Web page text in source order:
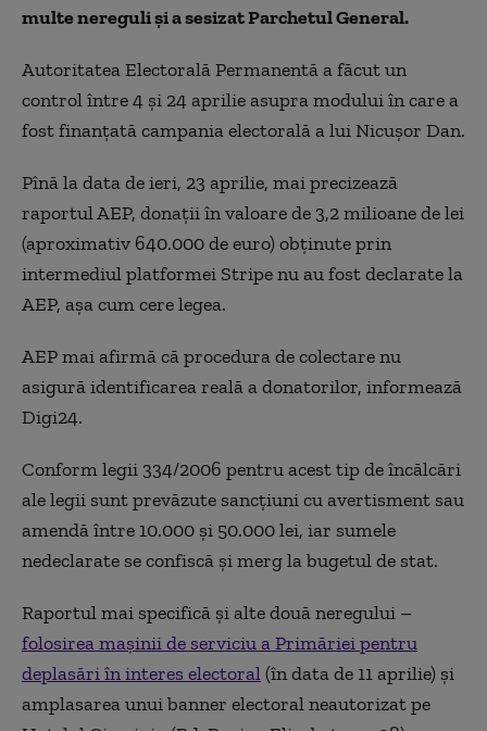
multe nereguli și a sesizat Parchetul General.
Autoritatea Electorală Permanentă a făcut un
control între 4 și 24 aprilie asupra modului în care a
fost finanțată campania electorală a lui Nicușor Dan.
Pînă la data de ieri, 23 aprilie, mai precizează
raportul AEP, donații în valoare de 3,2 milioane de lei
(aproximativ 640.000 de euro) obținute prin
intermediul platformei Stripe nu au fost declarate la
AEP, așa cum cere legea.
AEP mai afirmă că procedura de colectare nu
asigură identificarea reală a donatorilor, informează
Digi24.
Conform legii 334/2006 pentru acest tip de încălcări
ale legii sunt prevăzute sancțiuni cu avertisment sau
amendă între 10.000 și 50.000 lei, iar sumele
nedeclarate se confiscă și merg la bugetul de stat.
Raportul mai specifică și alte două neregului –
folosirea mașinii de serviciu a Primăriei pentru
deplasări în interes electoral(în data de 11 aprilie) și
amplasarea unui banner electoral neautorizat pe